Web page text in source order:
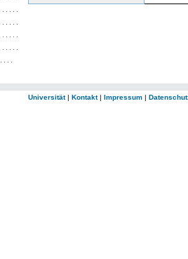
Universität| Kontakt| Impressum |